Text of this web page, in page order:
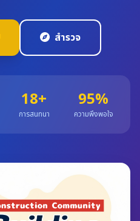
สำรวจ
18+
การสนทนา
95%
ความพึงพอใจ